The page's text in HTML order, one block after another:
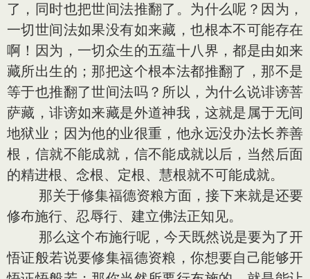
了，同时也把世间法推翻了。为什么呢？因为，
一切世间法如果没有如来藏，也根本不可能存在
啊！因为，一切众生的五蕴十八界，都是由如来
藏所出生的；那把这个根本法都推翻了，那不是
等于也推翻了世间法吗？所以，为什么说诽谤菩
萨藏，诽谤如来藏是外道神我，这就是属于无间
地狱业；因为他的业很重，他永远没办法长养善
根，信就不能成就，信不能成就以后，当然后面
的精进根、念根、定根、慧根就不可能成就。
那关于修集福德资粮方面，接下来就是还要
修布施行、忍辱行、建立佛法正知见。
那么这个布施行呢，今天既然说是要为了开
悟证般若说要修集福德资粮，你想要自己能够开